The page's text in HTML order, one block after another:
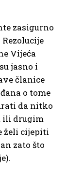
zasigurno
Vijeća
jasno i
članice
o tome
da nitko
ili drugim
želi cijepiti
zato što